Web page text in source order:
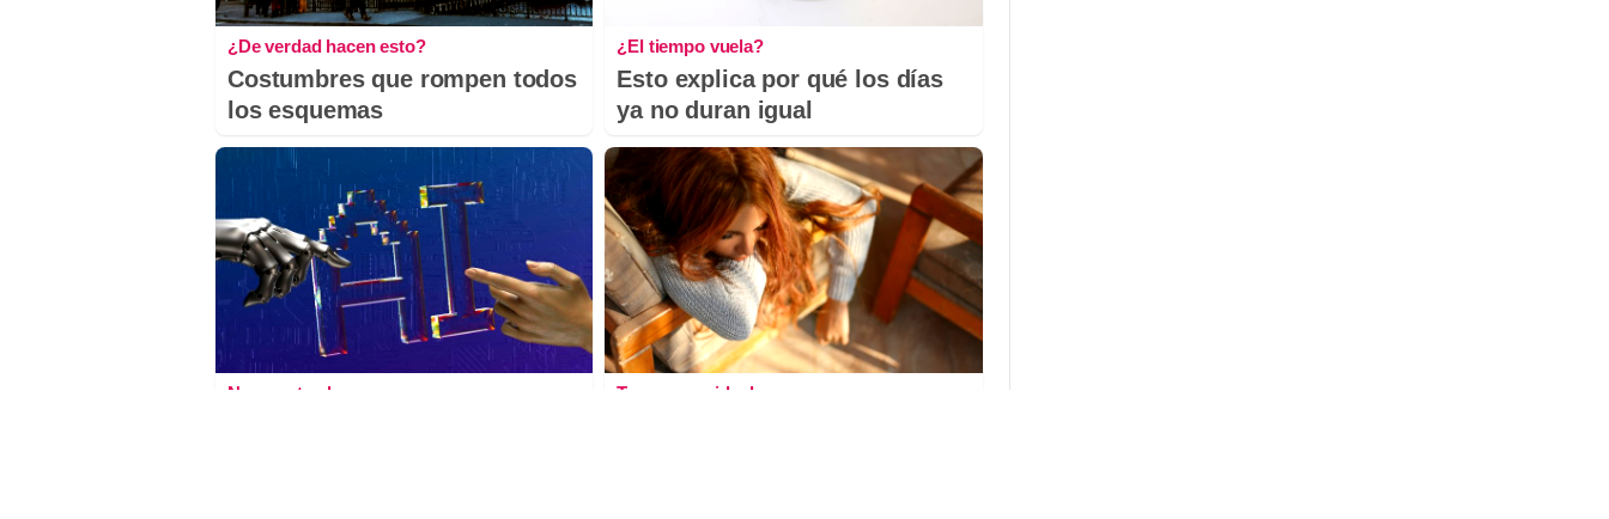
¿De verdad hacen esto?
Costumbres que rompen todos
los esquemas
¿El tiempo vuela?
Esto explica por qué los días
ya no duran igual
No eran tan locas Tu cuerpo pide descanso